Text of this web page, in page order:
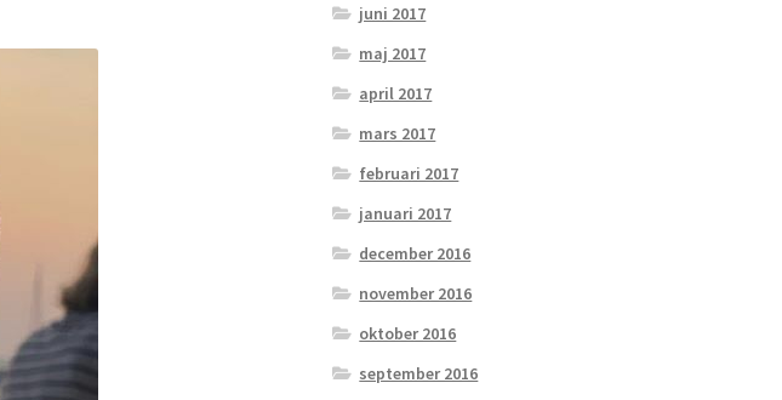
juni 2017
maj 2017
april 2017
mars 2017
februari 2017
januari 2017
december 2016
november 2016
oktober 2016
september 2016